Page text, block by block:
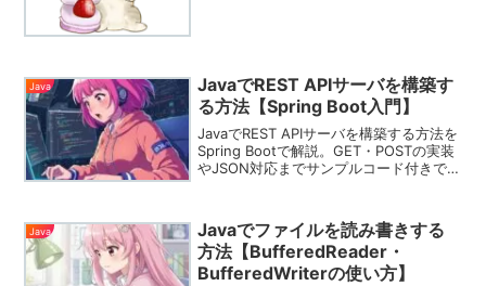
Java
JavaでREST APIサーバを構築す
る方法【Spring Boot入門】
JavaでREST APIサーバを構築する方法を
Spring Bootで解説。GET・POSTの実装
やJSON対応までサンプルコード付きで丁
Java
Javaでファイルを読み書きする
方法【BufferedReader・
BufferedWriterの使い方】